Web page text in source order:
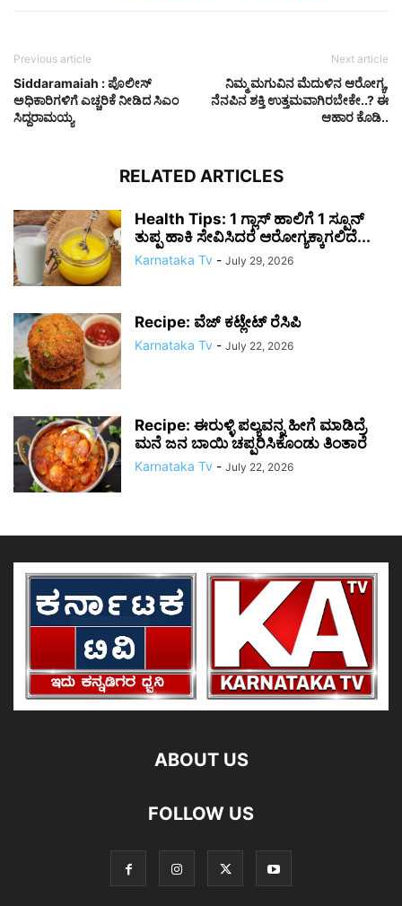
Previous article
Siddaramaiah : ಪೊಲೀಸ್
ಅಧಿಕಾರಿಗಳಿಗೆ ಎಚ್ಚರಿಕೆ ನೀಡಿದ ಸಿಎಂ
ಸಿದ್ದರಾಮಯ್ಯ
Next article
ನಿಮ್ಮ ಮಗುವಿನ ಮೆದುಳಿನ ಆರೋಗ್ಯ,
ನೆನಪಿನ ಶಕ್ತಿ ಉತ್ತಮವಾಗಿರಬೇಕೇ..? ಈ
ಆಹಾರ ಕೊಡಿ..
RELATED ARTICLES
Health Tips: 1 ಗ್ಲಾಸ್ ಹಾಲಿಗೆ 1 ಸ್ಪೂನ್
ತುಪ್ಪ ಹಾಕಿ ಸೇವಿಸಿದರೆ ಆರೋಗ್ಯಕ್ಕಾಗಲಿದೆ...
Karnataka Tv - July 29, 2026
Recipe: ವೆಜ್ ಕಟ್ಲೇಟ್ ರೆಸಿಪಿ
Karnataka Tv - July 22, 2026
Recipe: ಈರುಳ್ಳಿ ಪಲ್ಯವನ್ನ ಹೀಗೆ ಮಾಡಿದ್ರೆ
ಮನೆ ಜನ ಬಾಯಿ ಚಪ್ಪರಿಸಿಕೊಂಡು ತಿಂತಾರೆ
Karnataka Tv - July 22, 2026
ABOUT US
FOLLOW US